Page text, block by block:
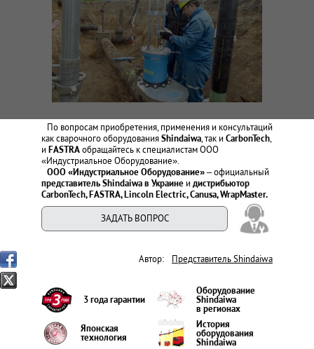
По вопросам приобретения, применения и консультаций
как сварочного оборудованияShindaiwa, так иCarbonTech,
иFASTRAобращайтесь к специалистам ООО
«Индустриальное Оборудование».
ООО «Индустриальное Оборудование»– официальный
представитель Shindaiwa в Украине идистрибьютор
CarbonTech, FASTRA, Lincoln Electric, Canusa, WrapMaster.
ЗАДАТЬ ВОПРОС
Автор: Представитель Shindaiwa
3 года гарантии
Оборудование
Shindaiwa
в регионах
Японская
технология
История
оборудования
Shindaiwa